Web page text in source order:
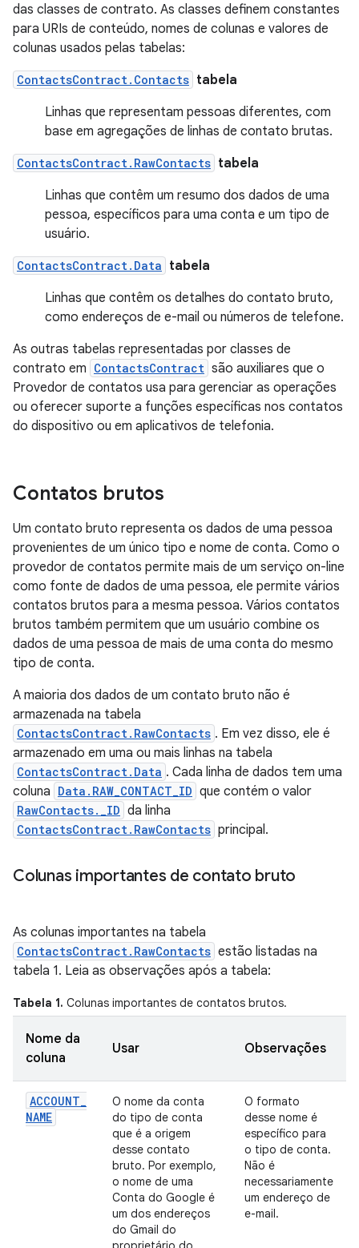
das classes de contrato. As classes definem constantes
para URIs de conteúdo, nomes de colunas e valores de
colunas usados pelas tabelas:
ContactsContract.Contacts tabela
Linhas que representam pessoas diferentes, com
base em agregações de linhas de contato brutas.
ContactsContract.RawContacts tabela
Linhas que contêm um resumo dos dados de uma
pessoa, específicos para uma conta e um tipo de
usuário.
ContactsContract.Data tabela
Linhas que contêm os detalhes do contato bruto,
como endereços de e-mail ou números de telefone.
As outras tabelas representadas por classes de
contrato em ContactsContract são auxiliares que o
Provedor de contatos usa para gerenciar as operações
ou oferecer suporte a funções específicas nos contatos
do dispositivo ou em aplicativos de telefonia.
Contatos brutos
Um contato bruto representa os dados de uma pessoa
provenientes de um único tipo e nome de conta. Como o
provedor de contatos permite mais de um serviço on-line
como fonte de dados de uma pessoa, ele permite vários
contatos brutos para a mesma pessoa. Vários contatos
brutos também permitem que um usuário combine os
dados de uma pessoa de mais de uma conta do mesmo
tipo de conta.
A maioria dos dados de um contato bruto não é
armazenada na tabela
ContactsContract.RawContacts . Em vez disso, ele é
armazenado em uma ou mais linhas na tabela
ContactsContract.Data . Cada linha de dados tem uma
coluna Data.RAW_CONTACT_ID que contém o valor
RawContacts._ID da linha
ContactsContract.RawContacts principal.
Colunas importantes de contato bruto
As colunas importantes na tabela
ContactsContract.RawContacts estão listadas na
tabela 1. Leia as observações após a tabela:
Tabela 1. Colunas importantes de contatos brutos.
Nome da
coluna
Usar Observações
ACCOUNT_
NAME
O nome da conta
do tipo de conta
que é a origem
desse contato
bruto. Por exemplo,
o nome de uma
Conta do Google é
um dos endereços
do Gmail do
O formato
desse nome é
específico para
o tipo de conta.
Não é
necessariamente
um endereço de
e-mail.